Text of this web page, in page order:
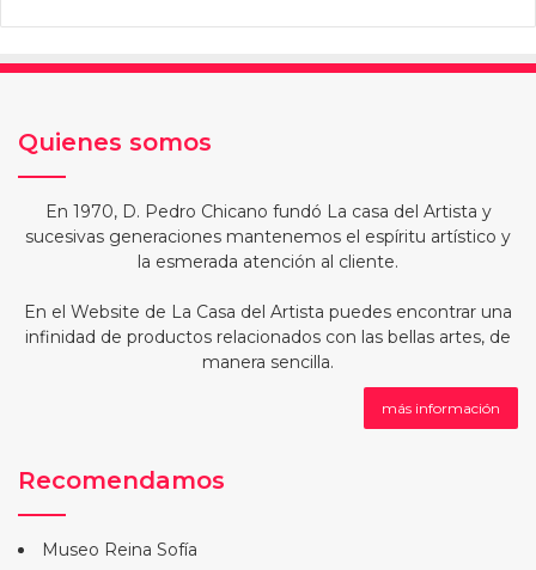
Quienes somos
En 1970, D. Pedro Chicano fundó La casa del Artista y
sucesivas generaciones mantenemos el espíritu artístico y
la esmerada atención al cliente.
En el Website de La Casa del Artista puedes encontrar una
infinidad de productos relacionados con las bellas artes, de
manera sencilla.
más información
Recomendamos
Museo Reina Sofía